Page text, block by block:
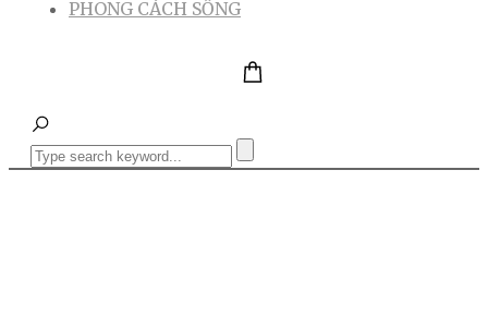
PHONG CÁCH SỐNG